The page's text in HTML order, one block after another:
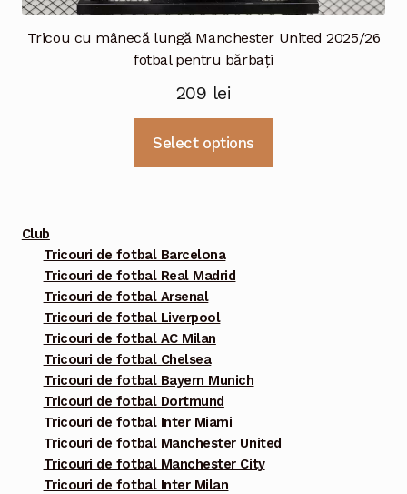
Tricou cu mânecă lungă Manchester United 2025/26
fotbal pentru bărbați
209 lei
Select options
Club
Tricouri de fotbal Barcelona
Tricouri de fotbal Real Madrid
Tricouri de fotbal Arsenal
Tricouri de fotbal Liverpool
Tricouri de fotbal AC Milan
Tricouri de fotbal Chelsea
Tricouri de fotbal Bayern Munich
Tricouri de fotbal Dortmund
Tricouri de fotbal Inter Miami
Tricouri de fotbal Manchester United
Tricouri de fotbal Manchester City
Tricouri de fotbal Inter Milan